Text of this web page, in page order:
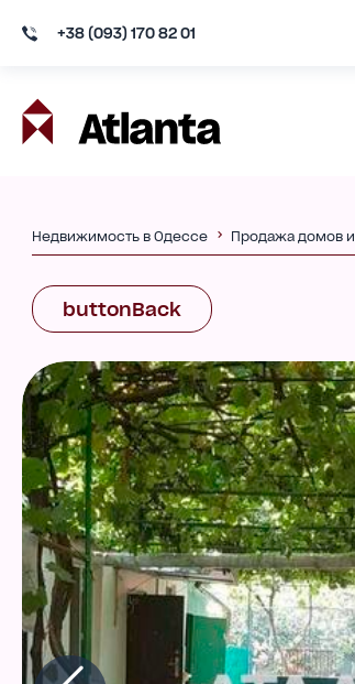
+38 (093) 170 82 01
Недвижимость в Одессе Продажа домов
buttonBack